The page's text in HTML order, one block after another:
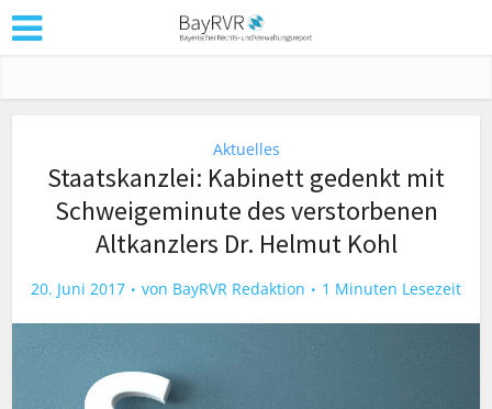
Aktuelles
Staatskanzlei: Kabinett gedenkt mit
Schweigeminute des verstorbenen
Altkanzlers Dr. Helmut Kohl
20. Juni 2017 von BayRVR Redaktion 1 Minuten Lesezeit